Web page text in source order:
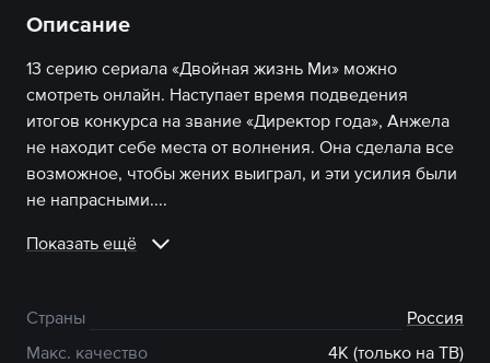
Описание
13 серию сериала «Двойная жизнь Ми» можно
смотреть онлайн. Наступает время подведения
итогов конкурса на звание «Директор года», Анжела
не находит себе места от волнения. Она сделала все
возможное, чтобы жених выиграл, и эти усилия были
не напрасными....
Показать ещё
Страны
Россия
Макс. качество
4К (только на ТВ)